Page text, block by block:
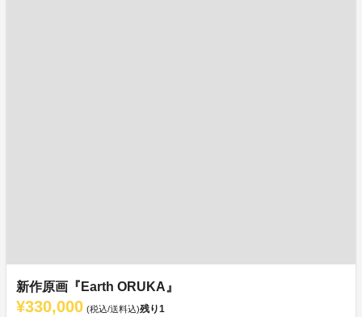
新作原画『Earth ORUKA』
¥330,000 (税込/送料込)残り1